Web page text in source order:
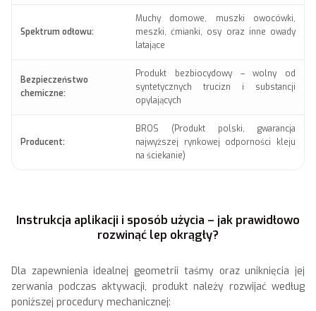
Spektrum odłowu:
Muchy domowe, muszki owocówki,
meszki, ćmianki, osy oraz inne owady
latające
Bezpieczeństwo
chemiczne:
Produkt bezbiocydowy – wolny od
syntetycznych trucizn i substancji
opylających
Producent:
BROS (Produkt polski, gwarancja
najwyższej rynkowej odporności kleju
na ściekanie)
Instrukcja aplikacji i sposób użycia – jak prawidłowo
rozwinąć lep okrągły?
Dla zapewnienia idealnej geometrii taśmy oraz uniknięcia jej
zerwania podczas aktywacji, produkt należy rozwijać według
poniższej procedury mechanicznej: